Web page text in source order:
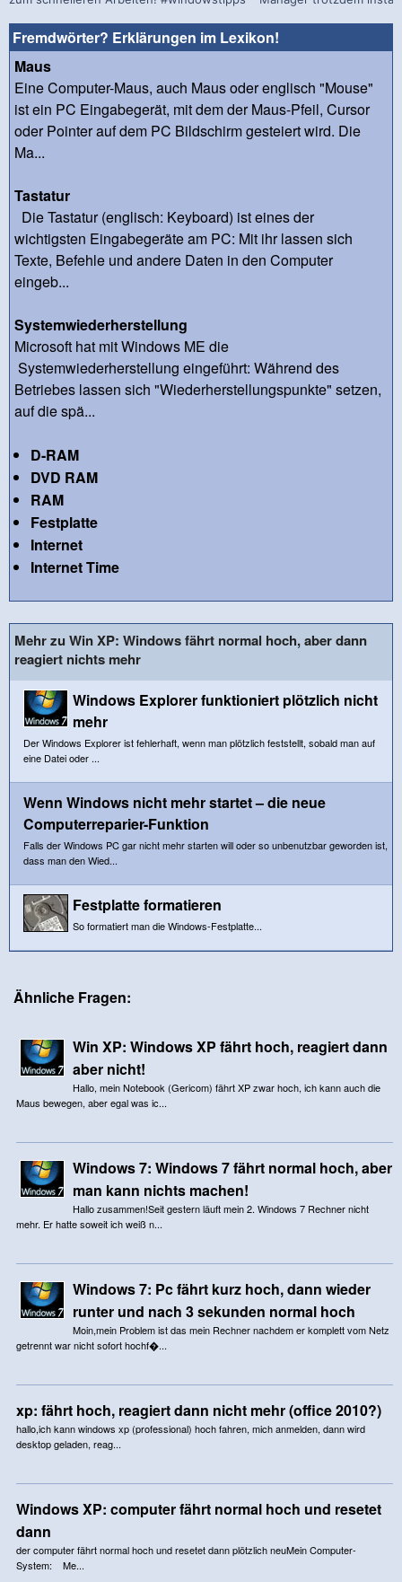
Fremdwörter? Erklärungen im Lexikon!
Maus
Eine Computer-Maus, auch Maus oder englisch "Mouse"
ist ein PC Eingabegerät, mit dem der Maus-Pfeil, Cursor
oder Pointer auf dem PC Bildschirm gesteiert wird. Die
Ma...
Tastatur
Die Tastatur (englisch: Keyboard) ist eines der
wichtigsten Eingabegeräte am PC: Mit ihr lassen sich
Texte, Befehle und andere Daten in den Computer
eingeb...
Systemwiederherstellung
Microsoft hat mit Windows ME die
Systemwiederherstellung eingeführt: Während des
Betriebes lassen sich "Wiederherstellungspunkte" setzen,
auf die spä...
D-RAM
DVD RAM
RAM
Festplatte
Internet
Internet Time
Mehr zu Win XP: Windows fährt normal hoch, aber dann
reagiert nichts mehr
Windows Explorer funktioniert plötzlich nicht
mehr
Der Windows Explorer ist fehlerhaft, wenn man plötzlich feststellt, sobald man auf
eine Datei oder ...
Wenn Windows nicht mehr startet – die neue
Computerreparier-Funktion
Falls der Windows PC gar nicht mehr starten will oder so unbenutzbar geworden ist,
dass man den Wied...
Festplatte formatieren
So formatiert man die Windows-Festplatte...
Ähnliche Fragen:
Win XP: Windows XP fährt hoch, reagiert dann
aber nicht!
Hallo, mein Notebook (Gericom) fährt XP zwar hoch, ich kann auch die
Maus bewegen, aber egal was ic...
Windows 7: Windows 7 fährt normal hoch, aber
man kann nichts machen!
Hallo zusammen!Seit gestern läuft mein 2. Windows 7 Rechner nicht
mehr. Er hatte soweit ich weiß n...
Windows 7: Pc fährt kurz hoch, dann wieder
runter und nach 3 sekunden normal hoch
Moin,mein Problem ist das mein Rechner nachdem er komplett vom Netz
getrennt war nicht sofort hochf�...
xp: fährt hoch, reagiert dann nicht mehr (office 2010?)
hallo,ich kann windows xp (professional) hoch fahren, mich anmelden, dann wird
desktop geladen, reag...
Windows XP: computer fährt normal hoch und resetet
dann
der computer fährt normal hoch und resetet dann plötzlich neuMein Computer-
System: Me...